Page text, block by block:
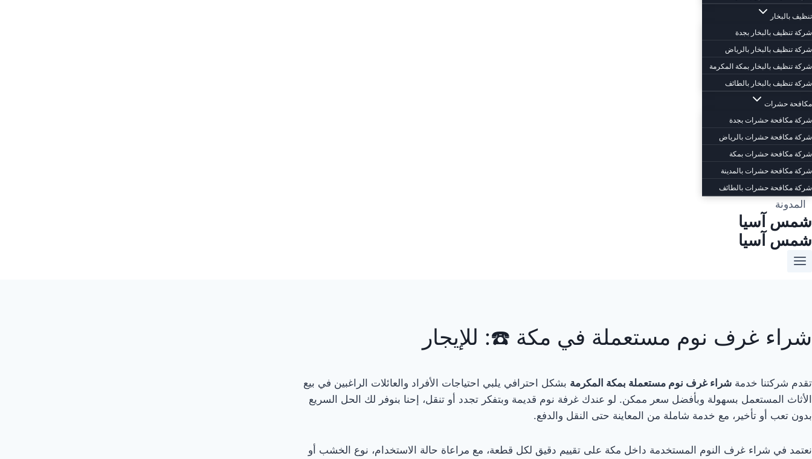
تنظيف بالبخار
شركة تنظيف بالبخار بجدة
شركة تنظيف بالبخار بالرياض
شركة تنظيف بالبخار بمكة المكرمة
شركة تنظيف بالبخار بالطائف
مكافحة حشرات
شركة مكافحة حشرات بجدة
شركة مكافحة حشرات بالرياض
شركة مكافحة حشرات بمكة
شركة مكافحة حشرات بالمدينة
شركة مكافحة حشرات بالطائف
المدونة
شمس آسيا
شمس آسيا
شراء غرف نوم مستعملة في مكة ☎️: للإيجار
تقدم شركتنا خدمة شراء غرف نوم مستعملة بمكة المكرمة بشكل احترافي يلبي احتياجات الأفراد والعائلات الراغبين في بيع
الأثاث المستعمل بسهولة وبأفضل سعر ممكن. لو عندك غرفة نوم قديمة وبتفكر تجدد أو تنقل، إحنا بنوفر لك الحل السريع
بدون تعب أو تأخير، مع خدمة شاملة من المعاينة حتى النقل والدفع.
نعتمد في شراء غرف النوم المستخدمة داخل مكة على تقييم دقيق لكل قطعة، مع مراعاة حالة الاستخدام، نوع الخشب أو